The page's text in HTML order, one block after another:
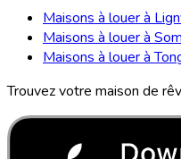
Maisons à louer à
Maisons à louer à
Maisons à louer à
Trouvez votre maison de